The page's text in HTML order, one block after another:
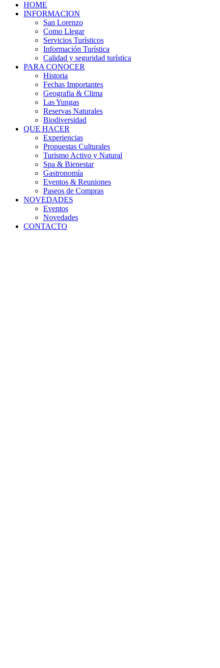
HOME
INFORMACION
San Lorenzo
Como Llegar
Servicios Turísticos
Información Turística
Calidad y seguridad turística
PARA CONOCER
Historia
Fechas Importantes
Geografia & Clima
Las Yungas
Reservas Naturales
Biodiversidad
QUE HACER
Experiencias
Propuestas Culturales
Turismo Activo y Natural
Spa & Bienestar
Gastronomía
Eventos & Reuniones
Paseos de Compras
NOVEDADES
Eventos
Novedades
CONTACTO